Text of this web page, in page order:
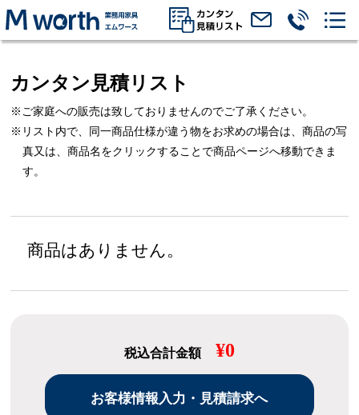
カンタン見積リスト
※ご家庭への販売は致しておりませんのでご了承ください。
※リスト内で、同一商品仕様が違う物をお求めの場合は、商品の写
真又は、商品名をクリックすることで商品ページへ移動できま
す。
商品はありません。
税込合計金額 ¥0